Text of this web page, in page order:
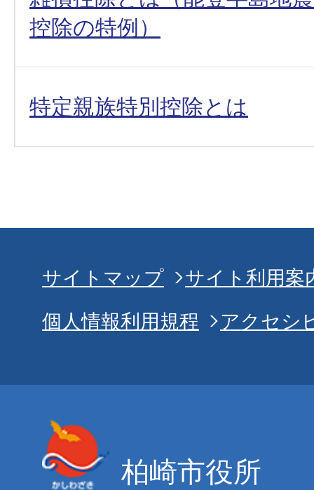
控除の特例）
特定親族特別控除とは
サイトマップ
サイト利用案
個人情報利用規程
アクセシ
柏崎市役所